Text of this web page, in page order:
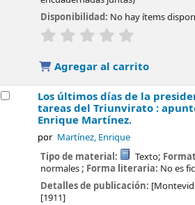
Disponibilidad: No hay ítems
valoración
Agregar al carrito
Los últimos días de la
tareas del Triunvirato :
Enrique Martínez.
por Martínez, Enrique
Tipo de material: Texto;
normales; Forma literaria: No es
Detalles de publicación:
[1911]